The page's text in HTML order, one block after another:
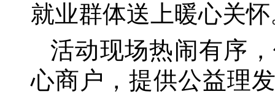
就业群体送上暖心关
活动现场热闹有序
心商户，提供公益理